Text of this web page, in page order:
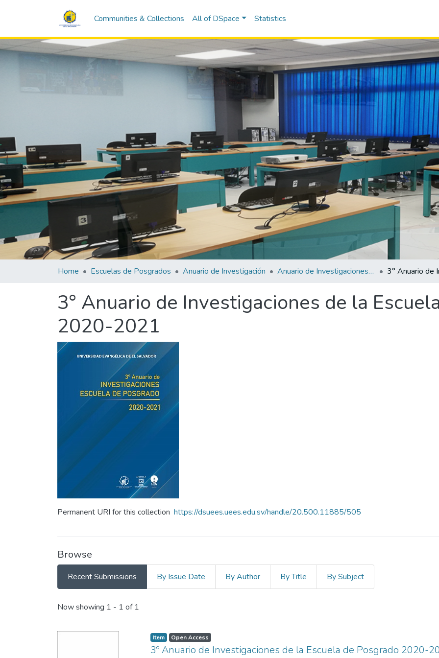
Communities & Collections All of DSpace Statistics
Home Escuelas de Posgrados Anuario de Investigación Anuario de Investigaciones de la Escuela de Posgrados
3° Anuario de Investigaciones de la
2020-2021
Permanent URI for this collection https://dsuees.uees.edu.sv/handle/20.500.11885/505
Browse
Recent Submissions By Issue Date By Author By Title By Subject
Recent Submissions
Now showing 1 - 1 of 1
Item Open Access
3º Anuario de Investigaciones de la Escuela de Posgrado 2020-